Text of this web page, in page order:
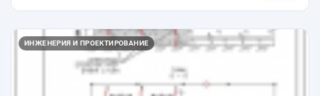
ИНЖЕНЕРИЯ И ПРОЕКТИРОВАНИЕ